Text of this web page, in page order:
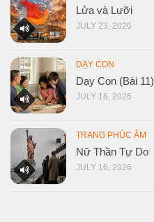
Lửa và Lưỡi
JULY 23, 2026
DẠY CON
Dạy Con (Bài 11)
JULY 16, 2026
TRANG PHÚC ÂM
Nữ Thần Tự Do
JULY 16, 2026